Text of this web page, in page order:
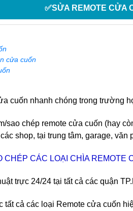
✅SỬA REMOTE CỬA
cửa cuốn
cuốn nhanh chóng trong trường
sao chép remote cửa cuốn (hay
shop, tại trung tâm, garage, văn
CHÉP CÁC LOẠI CHÌA REMOTE
trực 24/24 tại tất cả các quận
tất cả các loại Remote cửa cuốn